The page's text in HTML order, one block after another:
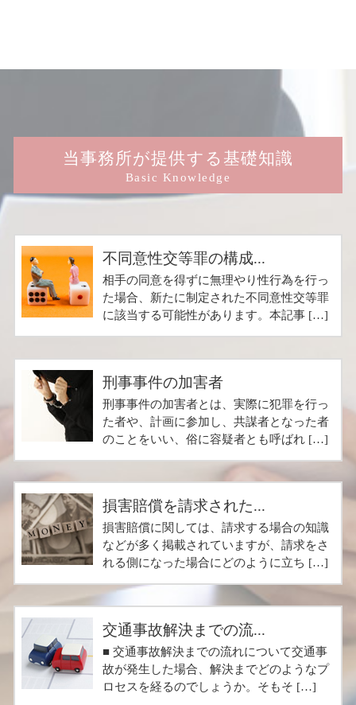
当事務所が提供する基礎知識
Basic Knowledge
不同意性交等罪の構成...
相手の同意を得ずに無理やり性行為を行っ
た場合、新たに制定された不同意性交等罪
に該当する可能性があります。本記事 […]
刑事事件の加害者
刑事事件の加害者とは、実際に犯罪を行っ
た者や、計画に参加し、共謀者となった者
のことをいい、俗に容疑者とも呼ばれ […]
損害賠償を請求された...
損害賠償に関しては、請求する場合の知識
などが多く掲載されていますが、請求をさ
れる側になった場合にどのように立ち […]
交通事故解決までの流...
■ 交通事故解決までの流れについて交通事
故が発生した場合、解決までどのようなプ
ロセスを経るのでしょうか。そもそ […]